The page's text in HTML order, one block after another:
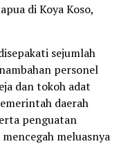
di Koya Koso,
sejumlah
personel
dan tokoh adat
daerah
penguatan
meluasnya